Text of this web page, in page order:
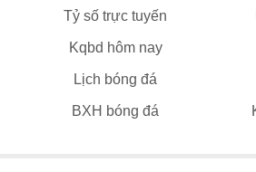
Tỷ số trực tuyến
Kqbd hôm nay
Lịch bóng đá
BXH bóng đá